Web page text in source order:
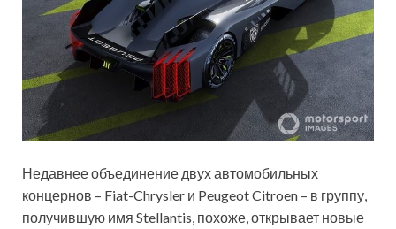
Недавнее объединение двух автомобильных
концернов – Fiat-Chrysler и Peugeot Citroen – в группу,
получившую имя Stellantis, похоже, открывает новые